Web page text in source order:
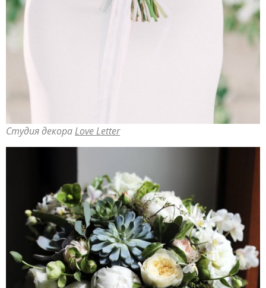
Студия декораLove Letter